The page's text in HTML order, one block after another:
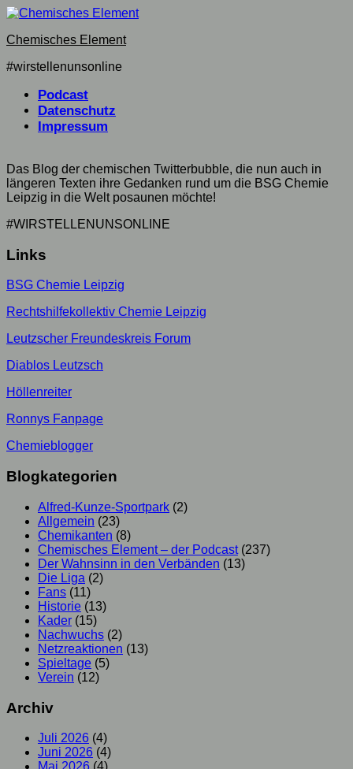
Skip
content
Chemisches Element
#wirstellenunsonline
Podcast
Datenschutz
Impressum
Das Blog der chemischen Twitterbubble, die nun auch in
längeren Texten ihre Gedanken rund um die BSG Chemie
Leipzig in die Welt posaunen möchte!
#WIRSTELLENUNSONLINE
Links
BSG Chemie Leipzig
Rechtshilfekollektiv Chemie Leipzig
Leutzscher Freundeskreis Forum
Diablos Leutzsch
Höllenreiter
Ronnys Fanpage
Chemieblogger
Blogkategorien
Alfred-Kunze-Sportpark (2)
Allgemein (23)
Chemikanten (8)
Chemisches Element – der Podcast(237)
Der Wahnsinn in den Verbänden (13)
Die Liga (2)
Fans (11)
Historie (13)
Kader (15)
Nachwuchs (2)
Netzreaktionen (13)
Spieltage (5)
Verein (12)
Archiv
Juli 2026 (4)
Juni 2026 (4)